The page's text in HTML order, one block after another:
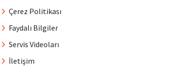
Çerez Politikası
Faydalı Bilgiler
Servis Videoları
İletişim